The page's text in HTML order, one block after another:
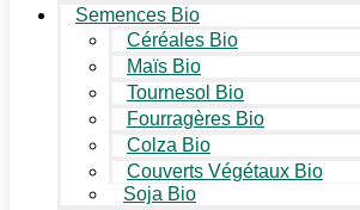
Semences Bio
Céréales Bio
Maïs Bio
Tournesol Bio
Fourragères Bio
Colza Bio
Couverts Végétaux Bio
Soja Bio